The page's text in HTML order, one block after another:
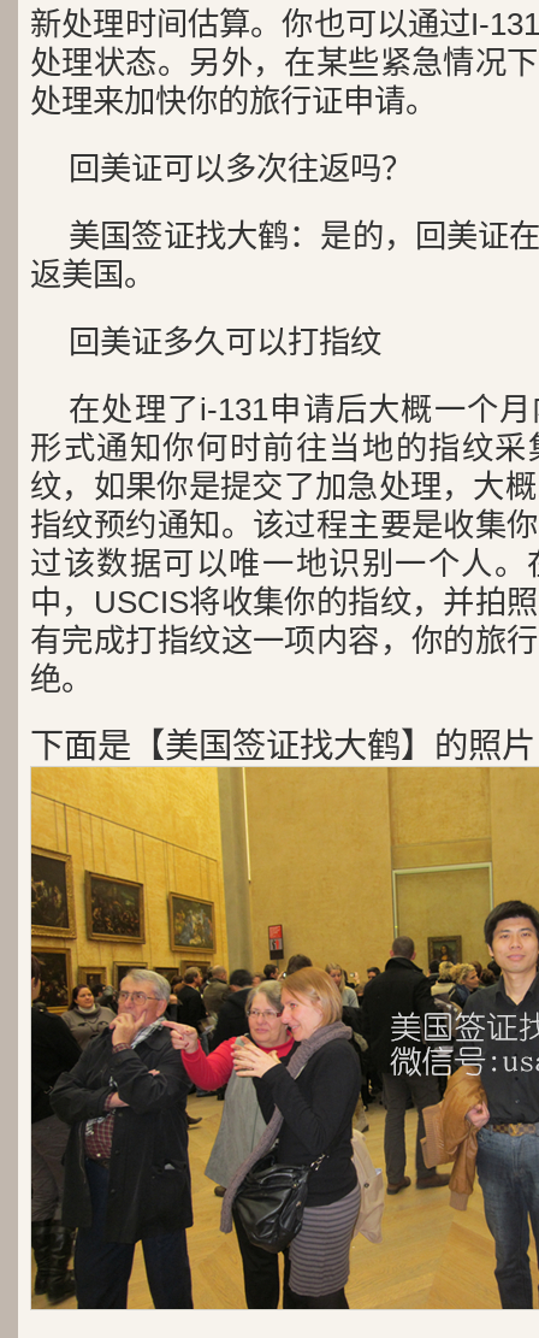
新处理时间估算。你也可以通过I-
处理状态。另外，在某些紧急情况
处理来加快你的旅行证申请。
回美证可以多次往返吗？
美国签证找大鹤：是的，回美证
返美国。
回美证多久可以打指纹
在处理了i-131申请后大概一个
形式通知你何时前往当地的指纹
纹，如果你是提交了加急处理，大
指纹预约通知。该过程主要是收集
过该数据可以唯一地识别一个人
中，USCIS将收集你的指纹，并拍
有完成打指纹这一项内容，你的旅
绝。
下面是【美国签证找大鹤】的照片